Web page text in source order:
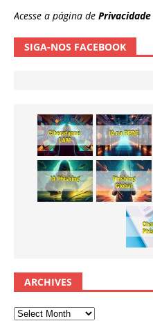
Acesse a página de Privacidade
SIGA-NOS FACEBOOK
ARCHIVES